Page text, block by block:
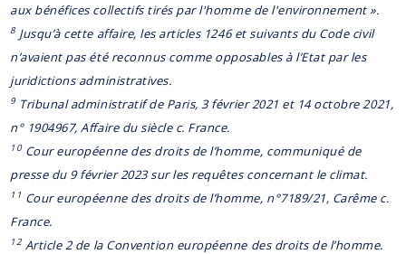
aux bénéfices collectifs tirés par l'homme de l'environnement ».
8Jusqu’à cette affaire, les articles 1246 et suivants du Code civil
n’avaient pas été reconnus comme opposables à l’Etat par les
juridictions administratives.
9Tribunal administratif de Paris, 3 février 2021 et 14 octobre 2021,
n° 1904967, Affaire du siècle c. France.
10Cour européenne des droits de l’homme, communiqué de
presse du 9 février 2023 sur les requêtes concernant le climat.
11 Cour européenne des droits de l’homme, n°7189/21, Carême c.
France.
12 Article 2 de la Convention européenne des droits de l’homme.